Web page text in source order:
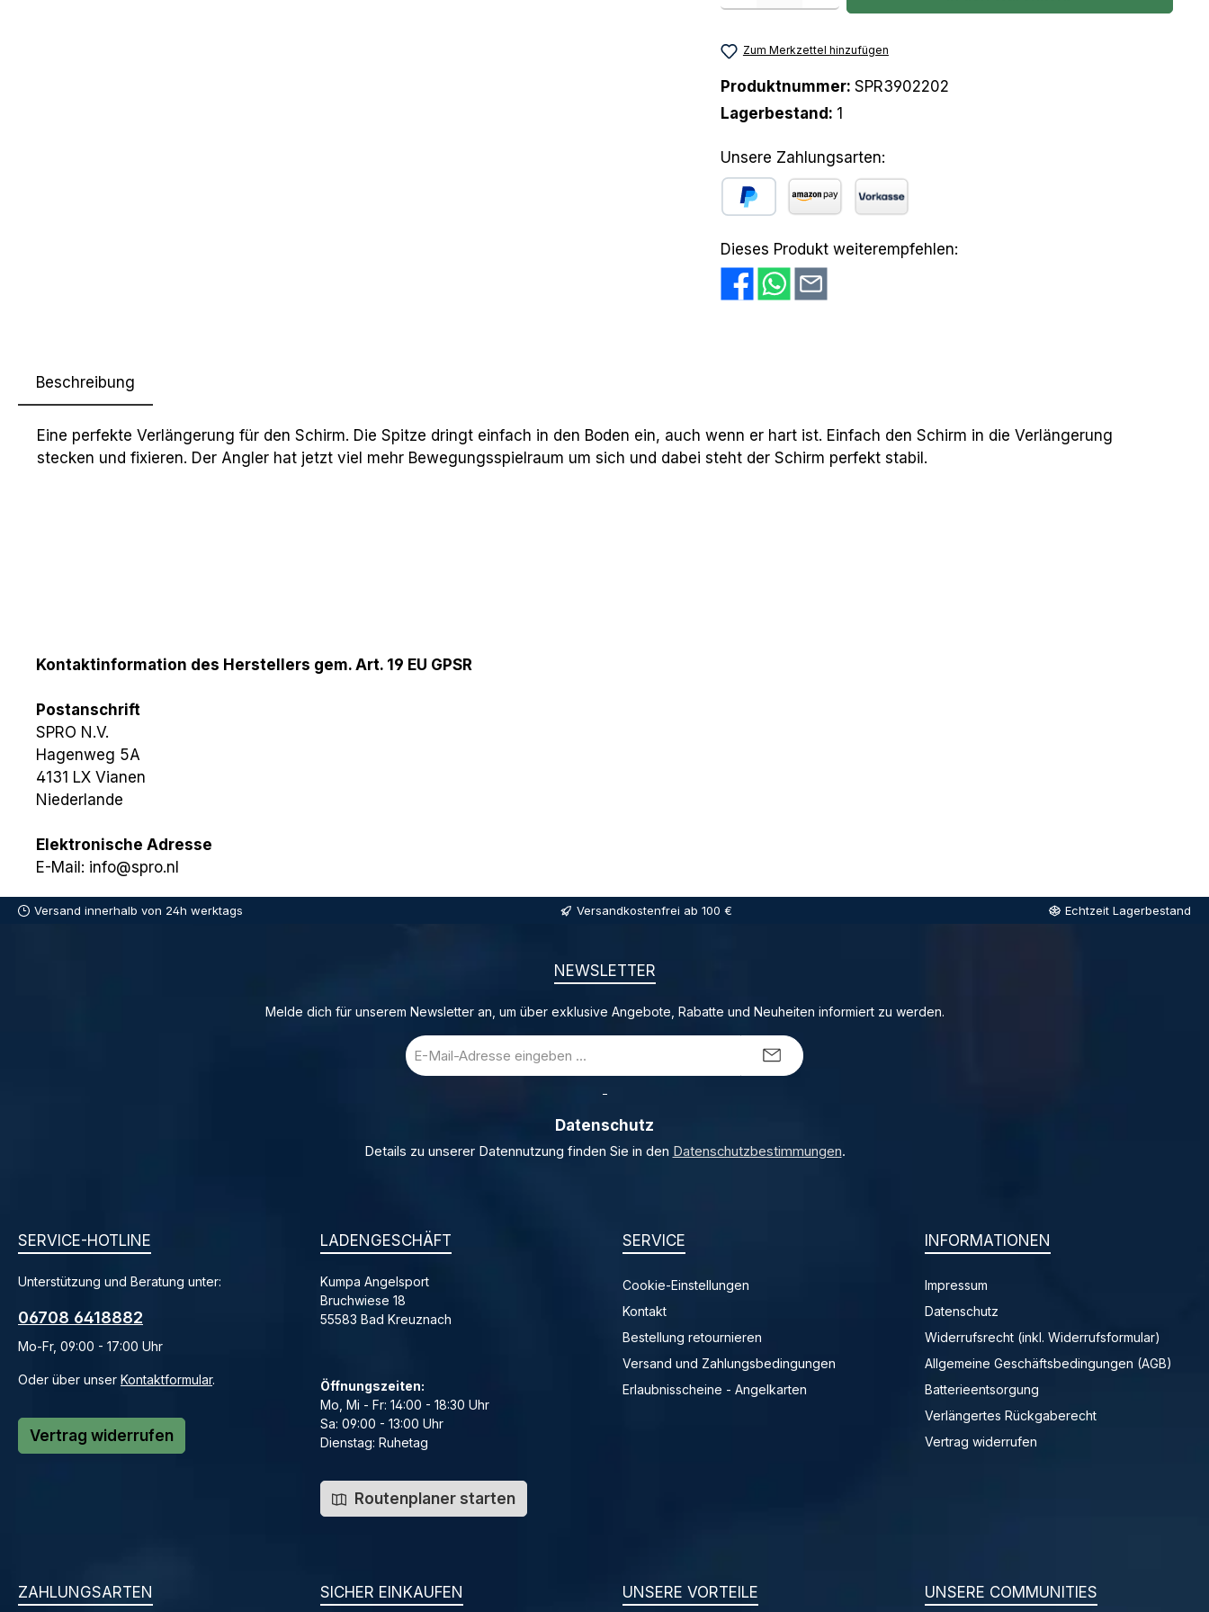
Zum Merkzettel hinzufügen
Produktnummer: SPR3902202
Lagerbestand: 1
Unsere Zahlungsarten:
Dieses Produkt weiterempfehlen:
Beschreibung
Eine perfekte Verlängerung für den Schirm. Die Spitze dringt einfach in den Boden ein, auch wenn er hart ist. Einfach den Schirm in die Verlängerung
stecken und fixieren. Der Angler hat jetzt viel mehr Bewegungsspielraum um sich und dabei steht der Schirm perfekt stabil.
Kontaktinformation des Herstellers gem. Art. 19 EU GPSR
Postanschrift
SPRO N.V.
Hagenweg 5A
4131 LX Vianen
Niederlande
Elektronische Adresse
E-Mail: info@spro.nl
Versand innerhalb von 24h werktags Versandkostenfrei ab 100 € Echtzeit Lagerbestand
NEWSLETTER
Melde dich für unserem Newsletter an, um über exklusive Angebote, Rabatte und Neuheiten informiert zu werden.
E-
Mail-
Datenschutz
Details zu unserer Datennutzung finden Sie in den Datenschutzbestimmungen.
SERVICE-HOTLINE
Unterstützung und Beratung unter:
06708 6418882
Mo-Fr, 09:00 - 17:00 Uhr
Oder über unser Kontaktformular.
Vertrag widerrufen
LADENGESCHÄFT
Kumpa Angelsport
Bruchwiese 18
55583 Bad Kreuznach
Öffnungszeiten:
Mo, Mi - Fr: 14:00 - 18:30 Uhr
Sa: 09:00 - 13:00 Uhr
Dienstag: Ruhetag
Routenplaner starten
SERVICE
Cookie-Einstellungen
Kontakt
Bestellung retournieren
Versand und Zahlungsbedingungen
Erlaubnisscheine - Angelkarten
INFORMATIONEN
Impressum
Datenschutz
Widerrufsrecht (inkl. Widerrufsformular)
Allgemeine Geschäftsbedingungen (AGB)
Batterieentsorgung
Verlängertes Rückgaberecht
Vertrag widerrufen
ZAHLUNGSARTEN SICHER EINKAUFEN UNSERE VORTEILE UNSERE COMMUNITIES